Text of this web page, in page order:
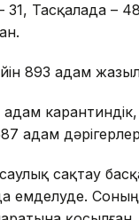
Тасқалада –
893 адам
адам
адам
сақтау
емделуде.